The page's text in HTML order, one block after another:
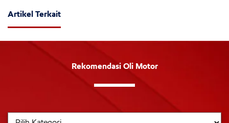
Artikel Terkait
Rekomendasi Oli Motor